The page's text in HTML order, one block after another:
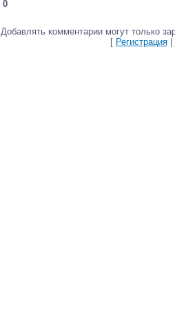
0
Добавлять комментарии могут только
[ Регистрация|